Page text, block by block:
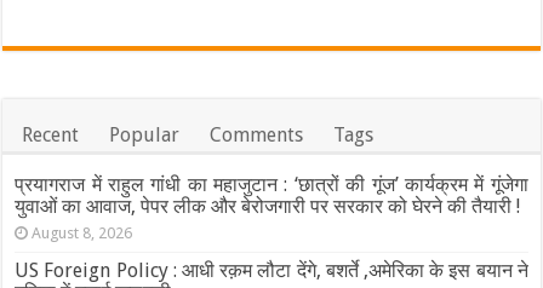
Recent Popular Comments Tags
प्रयागराज में राहुल गांधी का महाजुटान : ‘छात्रों की गूंज’ कार्यक्रम में गूंजेगा
युवाओं का आवाज, पेपर लीक और बेरोजगारी पर सरकार को घेरने की तैयारी !
August 8, 2026
US Foreign Policy : आधी रक़म लौटा देंगे, बशर्ते ,अमेरिका के इस बयान ने